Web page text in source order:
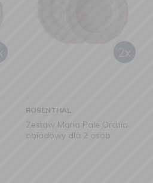
ROSENTHAL
Zestaw Maria Pale Orchid
obiadowy dla 2 osób